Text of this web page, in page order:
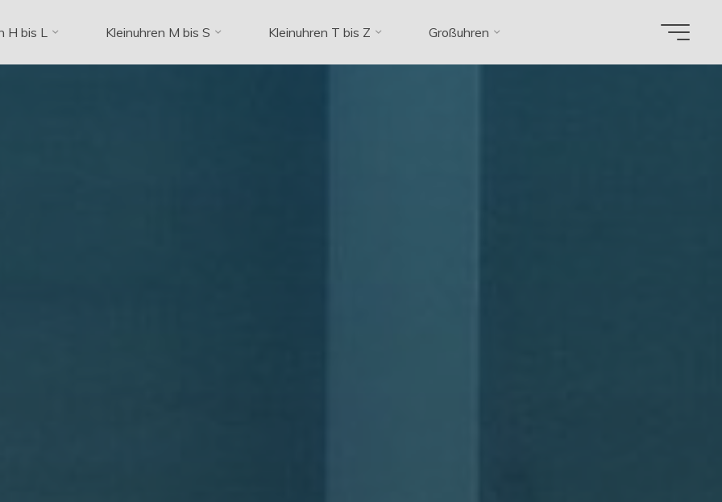
H bis L Kleinuhren M bis S Kleinuhren T bis Z Großuhren